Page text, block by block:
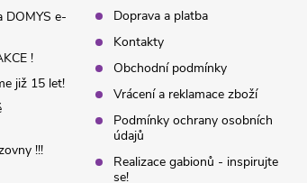
DOMYS e-
!
již 15 let!
!!!
Doprava a platba
Kontakty
Obchodní podmínky
Vrácení a reklamace zboží
Podmínky ochrany osobních
údajů
Realizace gabionů - inspirujte
se!